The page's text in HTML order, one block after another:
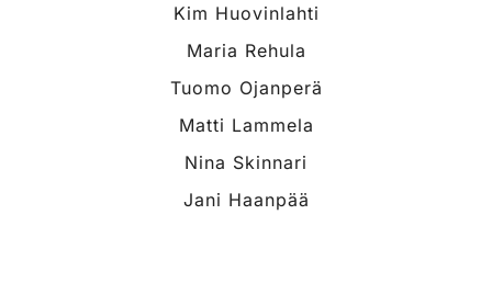
Kim Huovinlahti
Maria Rehula
Tuomo Ojanperä
Matti Lammela
Nina Skinnari
Jani Haanpää